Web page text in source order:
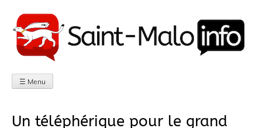
au
contenu
☰ Menu
Un téléphérique pour le grand